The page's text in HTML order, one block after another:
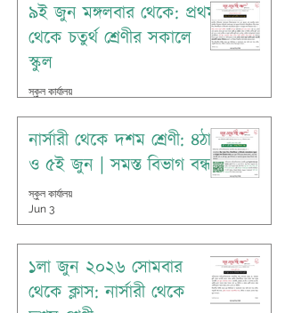
৯ই জুন মঙ্গলবার থেকে: প্রথম
থেকে চতুর্থ শ্রেণীর সকালে
স্কুল
স্কুল কার্যালয়
নার্সারী থেকে দশম শ্রেণী: ৪ঠা
ও ৫ই জুন | সমস্ত বিভাগ বন্ধ
স্কুল কার্যালয়
Jun 3
১লা জুন ২০২৬ সোমবার
থেকে ক্লাস: নার্সারী থেকে